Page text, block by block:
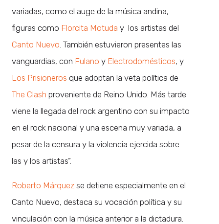
variadas, como el auge de la música andina,
figuras como Florcita Motuda y los artistas del
Canto Nuevo . También estuvieron presentes las
vanguardias, con Fulano y Electrodomésticos, y
Los Prisioneros que adoptan la veta política de
The Clash proveniente de Reino Unido. Más tarde
viene la llegada del rock argentino con su impacto
en el rock nacional y una escena muy variada, a
pesar de la censura y la violencia ejercida sobre
las y los artistas”.
Roberto Márquez se detiene especialmente en el
Canto Nuevo, destaca su vocación política y su
vinculación con la música anterior a la dictadura.